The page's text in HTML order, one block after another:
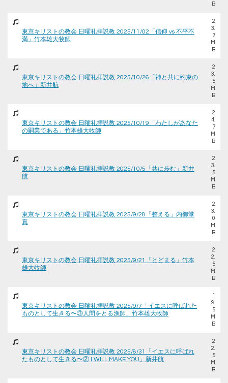
B
東京キリストの教会 日曜礼拝説教 2025/11/02「信仰 vs 不平不
満」竹本雄大牧師
2
3.
7
M
B
東京キリストの教会 日曜礼拝説教 2025/10/26「神と共に約束の
地へ」新井航
2
3.
5
M
B
東京キリストの教会 日曜礼拝説教 2025/10/19「わたしがあなた
の嗣業である」竹本雄大牧師
2
4.
7
M
B
東京キリストの教会 日曜礼拝説教 2025/10/5「共に歩む」新井
航
2
3.
5
M
B
東京キリストの教会 日曜礼拝説教 2025/9/28「整える」内御堂
真
2
3.
0
M
B
東京キリストの教会 日曜礼拝説教 2025/9/21「とどまる」竹本
雄大牧師
2
2.
5
M
B
東京キリストの教会 日曜礼拝説教 2025/9/7「イエスに呼ばれた
ものとして生きる〜③人間をとる漁師」竹本雄大牧師
1
9.
5
M
B
東京キリストの教会 日曜礼拝説教 2025/8/31「イエスに呼ばれ
たものとして生きる〜② I WILL MAKE YOU」新井航
2
2.
5
M
B